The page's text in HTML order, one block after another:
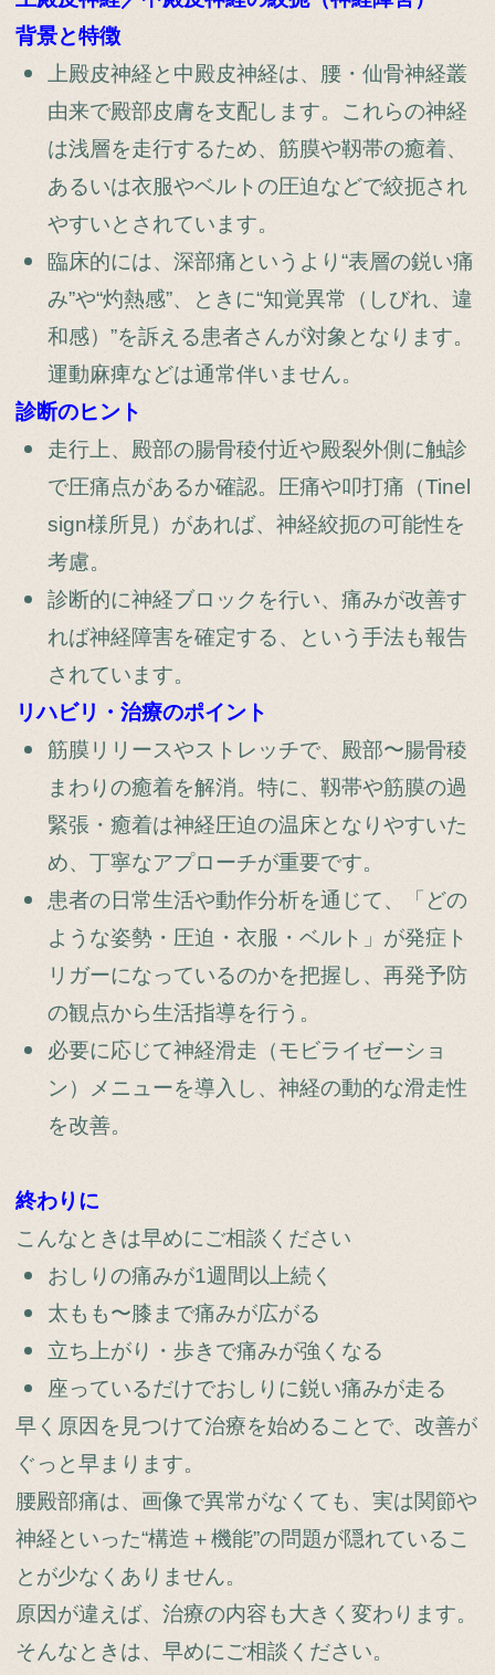
背景と特徴
上殿皮神経と中殿皮神経は、腰・仙骨神経叢
由来で殿部皮膚を支配します。これらの神経
は浅層を走行するため、筋膜や靱帯の癒着、
あるいは衣服やベルトの圧迫などで絞扼され
やすいとされています。
臨床的には、深部痛というより“表層の鋭い痛
み”や“灼熱感”、ときに“知覚異常（しびれ、違
和感）”を訴える患者さんが対象となります。
運動麻痺などは通常伴いません。
診断のヒント
走行上、殿部の腸骨稜付近や殿裂外側に触診
で圧痛点があるか確認。圧痛や叩打痛（Tinel
sign様所見）があれば、神経絞扼の可能性を
考慮。
診断的に神経ブロックを行い、痛みが改善す
れば神経障害を確定する、という手法も報告
されています。
リハビリ・治療のポイント
筋膜リリースやストレッチで、殿部〜腸骨稜
まわりの癒着を解消。特に、靱帯や筋膜の過
緊張・癒着は神経圧迫の温床となりやすいた
め、丁寧なアプローチが重要です。
患者の日常生活や動作分析を通じて、「どの
ような姿勢・圧迫・衣服・ベルト」が発症ト
リガーになっているのかを把握し、再発予防
の観点から生活指導を行う。
必要に応じて神経滑走（モビライゼーショ
ン）メニューを導入し、神経の動的な滑走性
を改善。
終わりに
こんなときは早めにご相談ください
おしりの痛みが1週間以上続く
太もも〜膝まで痛みが広がる
立ち上がり・歩きで痛みが強くなる
座っているだけでおしりに鋭い痛みが走る
早く原因を見つけて治療を始めることで、改善が
ぐっと早まります。
腰殿部痛は、画像で異常がなくても、実は関節や
神経といった“構造＋機能”の問題が隠れているこ
とが少なくありません。
原因が違えば、治療の内容も大きく変わります。
そんなときは、早めにご相談ください。